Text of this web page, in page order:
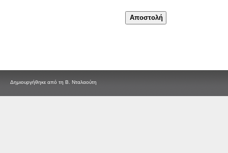
Αποστολή
Δημιουργήθηκε από τη Β. Νταλαούτη